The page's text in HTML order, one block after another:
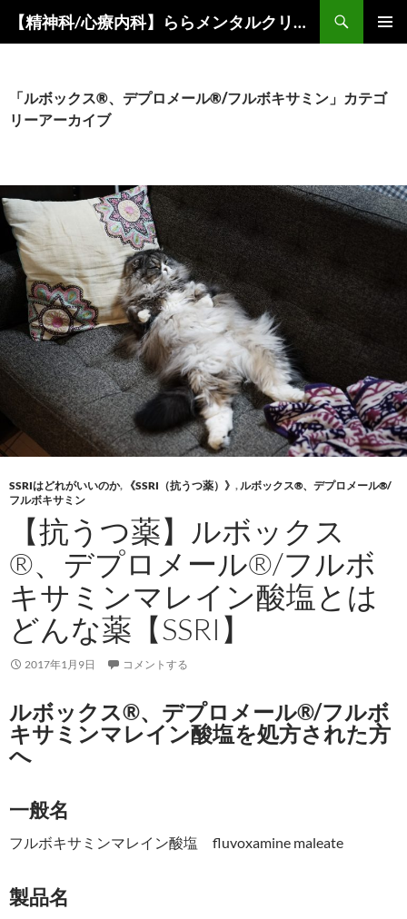
へ
ッ
プ
【精神科/心療内科】ららメンタルクリニック
「ルボックス®、デプロメール®/フルボキサミン」カテゴ
リーアーカイブ
SSRIはどれがいいのか, 《SSRI（抗うつ薬）》 , ルボックス®、デプロメール®/
フルボキサミン
【抗うつ薬】ルボックス
®、デプロメール®/フルボ
キサミンマレイン酸塩とは
どんな薬【SSRI】
2017年1月9日 コメントする
ルボックス®、デプロメール®/フルボ
キサミンマレイン酸塩を処方された方
へ
一般名
フルボキサミンマレイン酸塩 fluvoxamine maleate
製品名